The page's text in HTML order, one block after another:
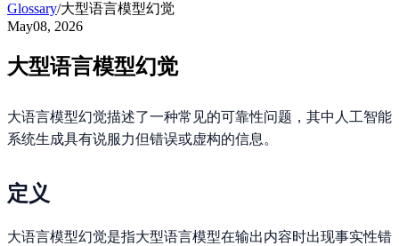
Glossary/大型语言模型幻觉
May08, 2026
大型语言模型幻觉
大语言模型幻觉描述了一种常见的可靠性问题，其中人工智能
系统生成具有说服力但错误或虚构的信息。
定义
大语言模型幻觉是指大型语言模型在输出内容时出现事实性错